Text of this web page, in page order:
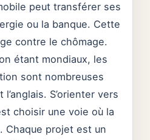
peut transférer ses
ou la banque. Cette
contre le chômage.
étant mondiaux, les
sont nombreuses
S’orienter vers
choisir une voie où la
Chaque projet est un